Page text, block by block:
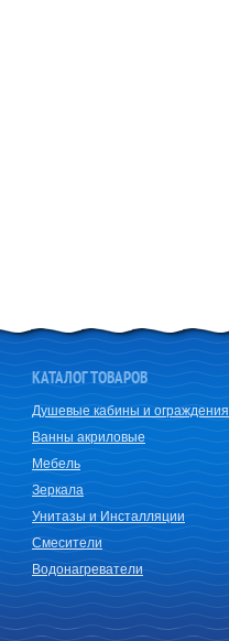
КАТАЛОГ ТОВАРОВ
Душевые кабины и ограждения
Ванны акриловые
Мебель
Зеркала
Унитазы и Инсталляции
Смесители
Водонагреватели